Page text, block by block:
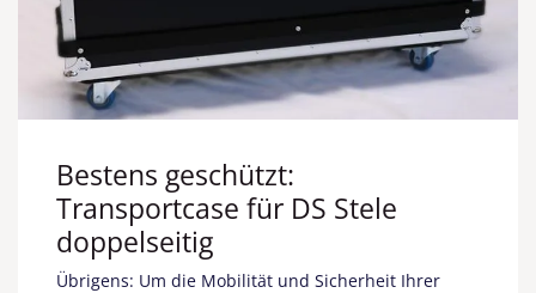
Bestens geschützt:
Transportcase für DS Stele
doppelseitig
Übrigens: Um die Mobilität und Sicherheit Ihrer